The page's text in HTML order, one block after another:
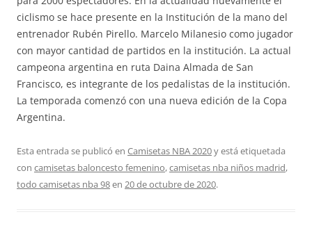
ciclismo se hace presente en la Institución de la mano del
entrenador Rubén Pirello. Marcelo Milanesio como jugador
con mayor cantidad de partidos en la institución. La actual
campeona argentina en ruta Daina Almada de San
Francisco, es integrante de los pedalistas de la institución.
La temporada comenzó con una nueva edición de la Copa
Argentina.
Esta entrada se publicó en Camisetas NBA 2020y está etiquetada
con camisetas baloncesto femenino,camisetas nba niños madrid,
todo camisetas nba 98en 20 de octubre de 2020.